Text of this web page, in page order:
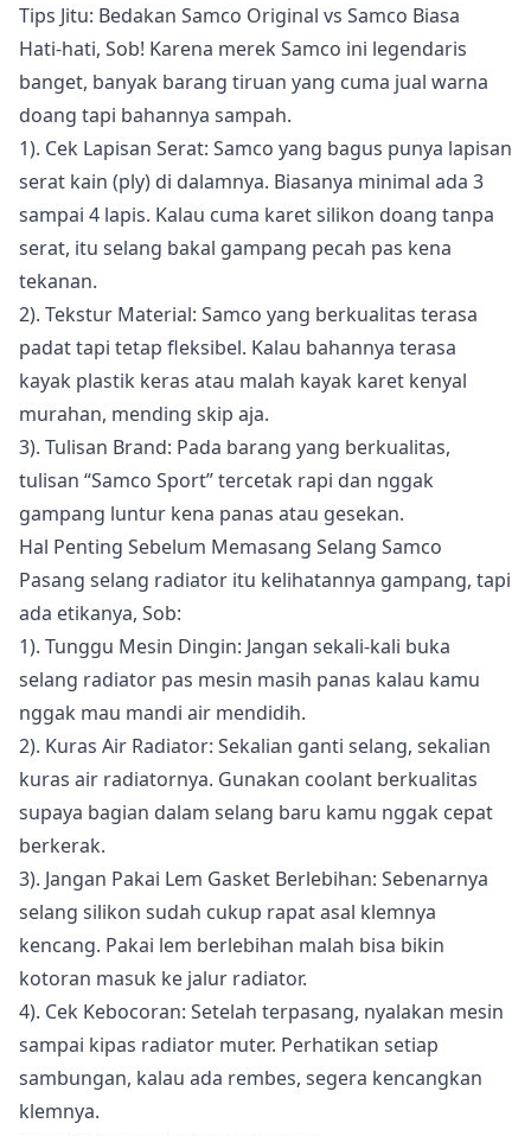
Tips Jitu: Bedakan Samco Original vs Samco Biasa
Hati-hati, Sob! Karena merek Samco ini legendaris
banget, banyak barang tiruan yang cuma jual warna
doang tapi bahannya sampah.
1). Cek Lapisan Serat: Samco yang bagus punya lapisan
serat kain (ply) di dalamnya. Biasanya minimal ada 3
sampai 4 lapis. Kalau cuma karet silikon doang tanpa
serat, itu selang bakal gampang pecah pas kena
tekanan.
2). Tekstur Material: Samco yang berkualitas terasa
padat tapi tetap fleksibel. Kalau bahannya terasa
kayak plastik keras atau malah kayak karet kenyal
murahan, mending skip aja.
3). Tulisan Brand: Pada barang yang berkualitas,
tulisan “Samco Sport” tercetak rapi dan nggak
gampang luntur kena panas atau gesekan.
Hal Penting Sebelum Memasang Selang Samco
Pasang selang radiator itu kelihatannya gampang, tapi
ada etikanya, Sob:
1). Tunggu Mesin Dingin: Jangan sekali-kali buka
selang radiator pas mesin masih panas kalau kamu
nggak mau mandi air mendidih.
2). Kuras Air Radiator: Sekalian ganti selang, sekalian
kuras air radiatornya. Gunakan coolant berkualitas
supaya bagian dalam selang baru kamu nggak cepat
berkerak.
3). Jangan Pakai Lem Gasket Berlebihan: Sebenarnya
selang silikon sudah cukup rapat asal klemnya
kencang. Pakai lem berlebihan malah bisa bikin
kotoran masuk ke jalur radiator.
4). Cek Kebocoran: Setelah terpasang, nyalakan mesin
sampai kipas radiator muter. Perhatikan setiap
sambungan, kalau ada rembes, segera kencangkan
klemnya.